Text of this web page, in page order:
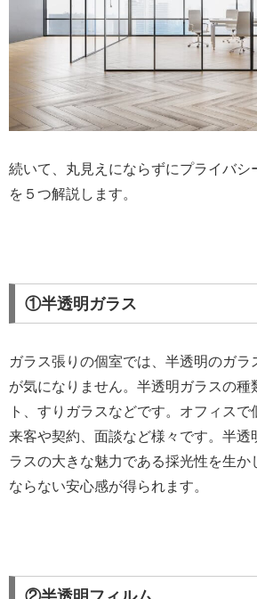
続いて、丸見えにならずにプライバシ
を５つ解説します。
①半透明ガラス
ガラス張りの個室では、半透明のガラ
が気になりません。半透明ガラスの種
ト、すりガラスなどです。オフィスで
来客や契約、面談など様々です。半透
ラスの大きな魅力である採光性を生か
ならない安心感が得られます。